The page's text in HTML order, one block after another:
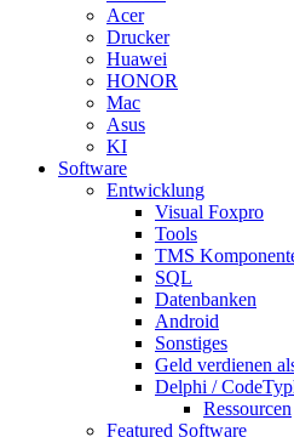
Acer
Drucker
Huawei
HONOR
Mac
Asus
KI
Software
Entwicklung
Visual Foxpro
Tools
TMS
SQL
Datenbanken
Android
Sonstiges
Geld verdienen
Delphi /
Ressourcen
Featured Software